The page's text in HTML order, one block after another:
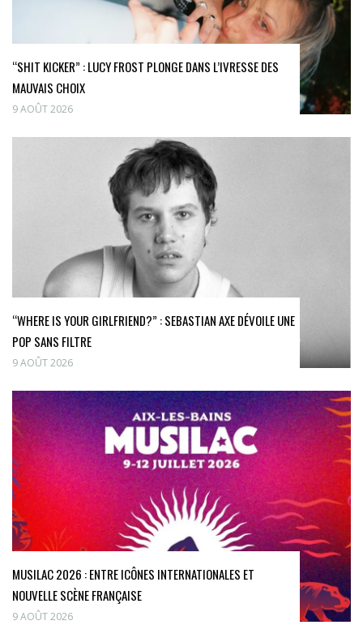
“SHIT KICKER” : LUCY FROST PLONGE DANS L’IVRESSE DES
MAUVAIS CHOIX
9 AOÛT 2026
“WHERE IS YOUR GIRLFRIEND?” : SEBASTIAN AXE DÉVOILE UNE
POP SANS FILTRE
9 AOÛT 2026
MUSILAC 2026 : ENTRE ICÔNES INTERNATIONALES ET
NOUVELLE SCÈNE FRANÇAISE
9 AOÛT 2026